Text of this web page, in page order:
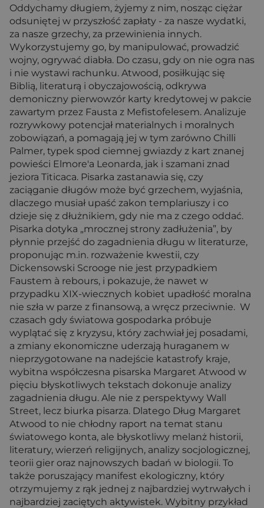
Oddychamy długiem, żyjemy z nim, nosząc ciężar
odsuniętej w przyszłość zapłaty - za nasze wydatki,
za nasze grzechy, za przewinienia innych.
Wykorzystujemy go, by manipulować, prowadzić
wojny, ogrywać diabła. Do czasu, gdy on nie ogra nas
i nie wystawi rachunku. Atwood, posiłkując się
Biblią, literaturą i obyczajowością, odkrywa
demoniczny pierwowzór karty kredytowej w pakcie
zawartym przez Fausta z Mefistofelesem. Analizuje
rozrywkowy potencjał materialnych i moralnych
zobowiązań, a pomagają jej w tym zarówno Chilli
Palmer, typek spod ciemnej gwiazdy z kart znanej
powieści Elmore'a Leonarda, jak i szamani znad
jeziora Titicaca. Pisarka zastanawia się, czy
zaciąganie długów może być grzechem, wyjaśnia,
dlaczego musiał upaść zakon templariuszy i co
dzieje się z dłużnikiem, gdy nie ma z czego oddać.
Pisarka dotyka „mrocznej strony zadłużenia”, by
płynnie przejść do zagadnienia długu w literaturze,
proponując m.in. rozważenie kwestii, czy
Dickensowski Scrooge nie jest przypadkiem
Faustem à rebours, i pokazuje, że nawet w
przypadku XIX-wiecznych kobiet upadłość moralna
nie szła w parze z finansową, a wręcz przeciwnie. W
czasach gdy światowa gospodarka próbuje
wyplątać się z kryzysu, który zachwiał jej posadami,
a zmiany ekonomiczne uderzają huraganem w
nieprzygotowane na nadejście katastrofy kraje,
wybitna współczesna pisarska Margaret Atwood w
pięciu błyskotliwych tekstach dokonuje analizy
zagadnienia długu. Ale nie z perspektywy Wall
Street, lecz biurka pisarza. Dlatego Dług Margaret
Atwood to nie chłodny raport na temat stanu
światowego konta, ale błyskotliwy melanż historii,
literatury, wierzeń religijnych, analizy socjologicznej,
teorii gier oraz najnowszych badań w biologii. To
także poruszający manifest ekologiczny, który
otrzymujemy z rąk jednej z najbardziej wytrwałych i
najbardziej zaciętych aktywistek. Wybitny przykład